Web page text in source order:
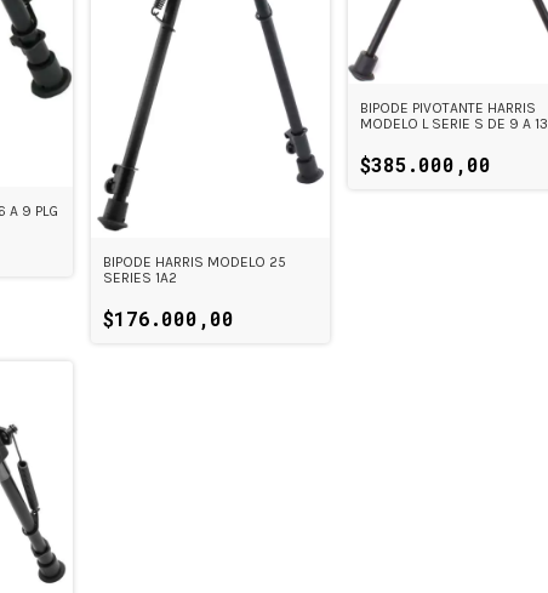
A 9 PLG
BIPODE HARRIS MODELO 25
SERIES 1A2
$176.000,00
BIPODE PIVOTANTE HARRIS
MODELO L SERIE S DE 9 A 13
$385.000,00